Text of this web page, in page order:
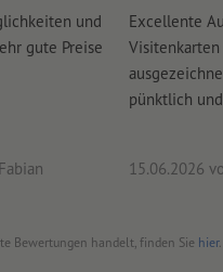
und
gute Preise
Excellente
pünktlich
15.06.2026
Bewertungen handelt, finden Sie hier.